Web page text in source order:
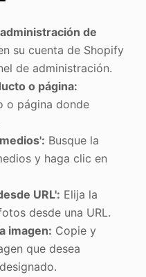
de
su cuenta de Shopify
de administración.
o página:
o página donde
Busque la
y haga clic en
URL': Elija la
desde una URL.
imagen: Copie y
que desea